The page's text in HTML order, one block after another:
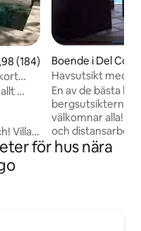
av 5 i genomsnittligt
(184)
…
Villa
utsikt
Boende i Del
Havsutsikt med
#6
En av de bästa
bergsutsikterna i
välkomnar alla!
och distansarbetare. Fullt
beläget på
för hus nära